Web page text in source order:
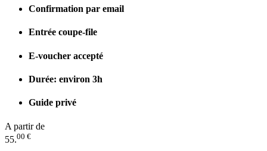
Confirmation par email
Entrée coupe-file
E-voucher accepté
Durée: environ 3h
Guide privé
A partir de
55.00 €